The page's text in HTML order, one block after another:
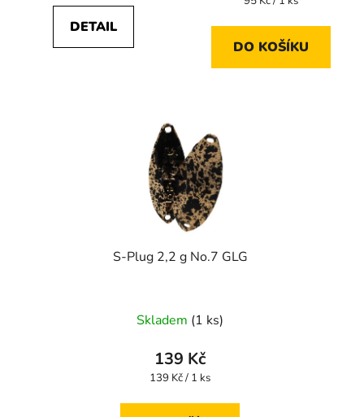
DETAIL
DO KOŠÍKU
S-Plug 2,2 g No.7 GLG
Skladem (1 ks)
139 Kč
Měrná
139 Kč / 1 ks